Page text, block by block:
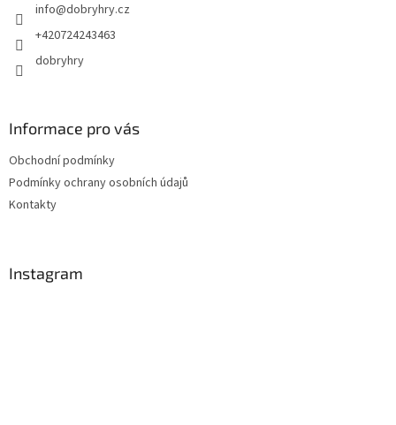
info@dobryhry.cz
+420724243463
dobryhry
Informace pro vás
Obchodní podmínky
Podmínky ochrany osobních údajů
Kontakty
Instagram